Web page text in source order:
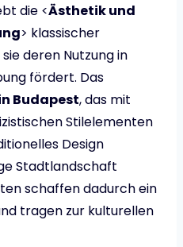
die <Ästhetik und
> klassischer
deren Nutzung in
fördert. Das
Budapest, das mit
Stilelementen
Design
Stadtlandschaft
schaffen dadurch ein
tragen zur kulturellen